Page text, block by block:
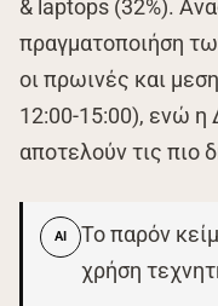
& laptops (32%).
πραγματοποιήση
οι πρωινές και
12:00-15:00), ενώ η
αποτελούν τις πιο
AI
Το παρόν
χρήση